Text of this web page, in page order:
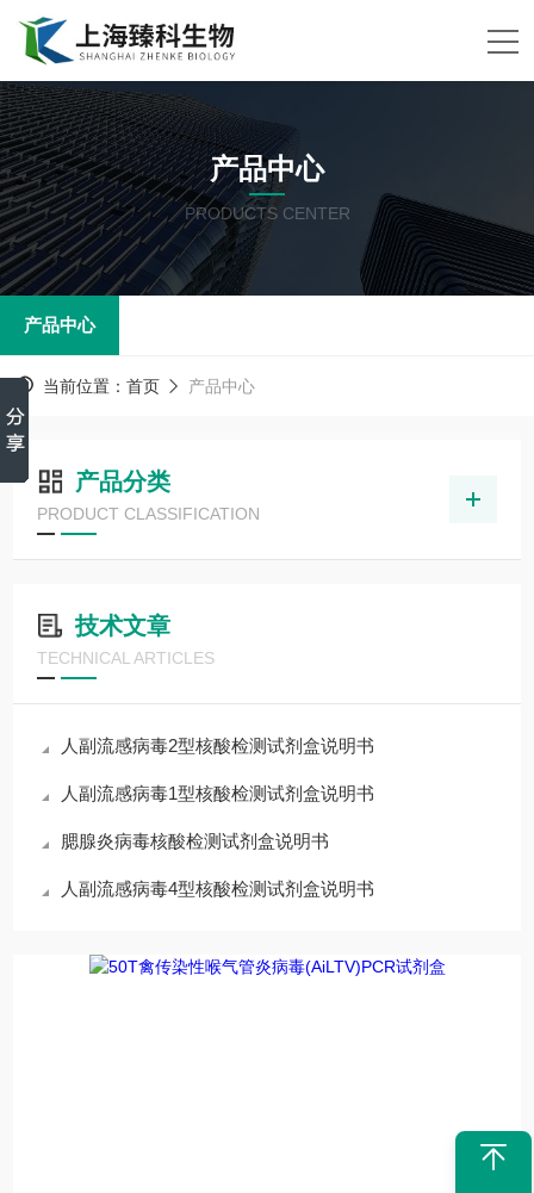
产品中心
PRODUCTS CENTER
产品中心
当前位置： 首页 产品中心
产品分类
PRODUCT CLASSIFICATION
技术文章
TECHNICAL ARTICLES
人副流感病毒2型核酸检测试剂盒说明书
人副流感病毒1型核酸检测试剂盒说明书
腮腺炎病毒核酸检测试剂盒说明书
人副流感病毒4型核酸检测试剂盒说明书